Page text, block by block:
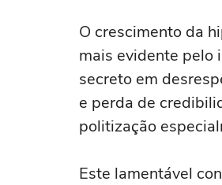
O crescimento da
mais evidente pelo
secreto em
e perda de
politização
Este lamentável